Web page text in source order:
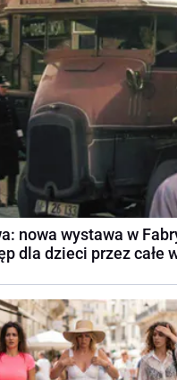
nowa wystawa w
dla dzieci przez całe